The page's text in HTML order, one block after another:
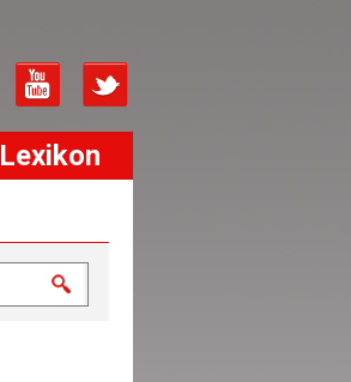
Lexikon